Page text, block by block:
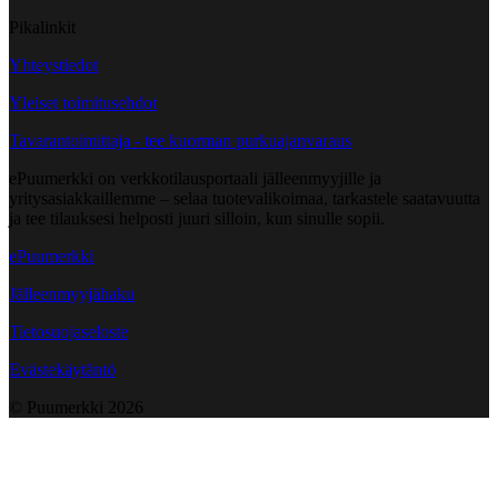
Pikalinkit
Yhteystiedot
Yleiset toimitusehdot
Tavarantoimittaja - tee kuorman purkuajanvaraus
ePuumerkki on verkkotilausportaali jälleenmyyjille ja
yritysasiakkaillemme – selaa tuotevalikoimaa, tarkastele saatavuutta
ja tee tilauksesi helposti juuri silloin, kun sinulle sopii.
ePuumerkki
Jälleenmyyjähaku
Tietosuojaseloste
Evästekäytäntö
© Puumerkki 2026